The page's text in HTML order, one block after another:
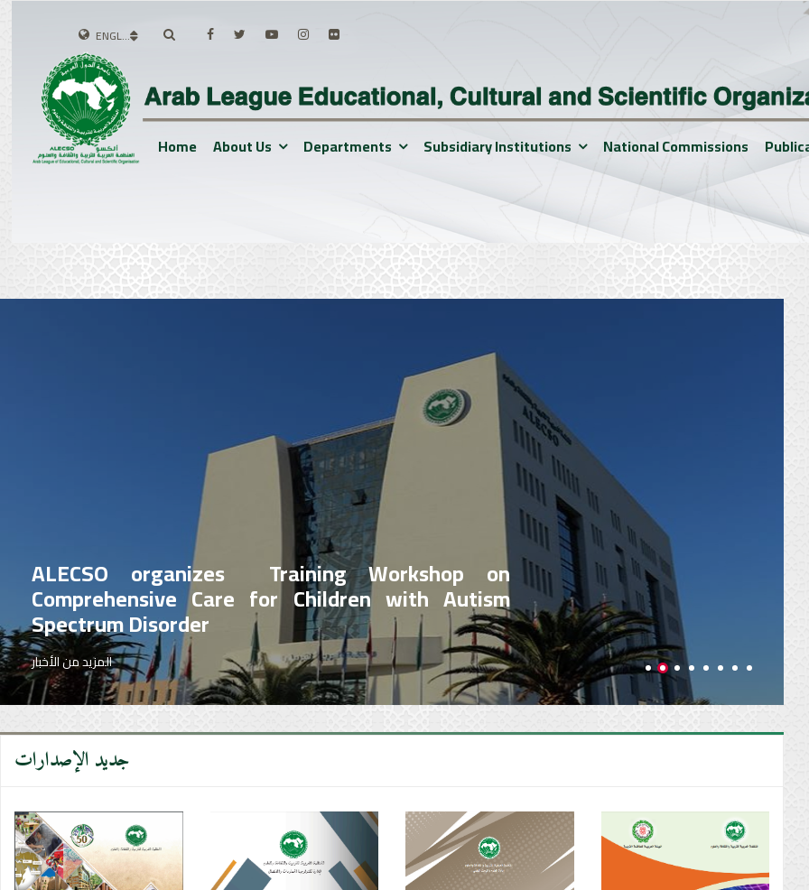
ENGLISH
Home About Us Departments Subsidiary Institutions National Commissions
ALECSO organizes Training Workshop on
Comprehensive Care for Children with Autism
Spectrum Disorder
المزيد من الأخبار
جديد الإصدارات